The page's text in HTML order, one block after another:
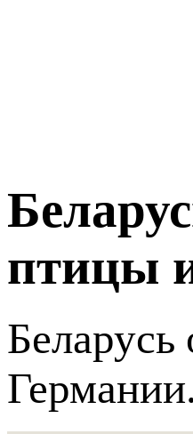
птицы
Германии.